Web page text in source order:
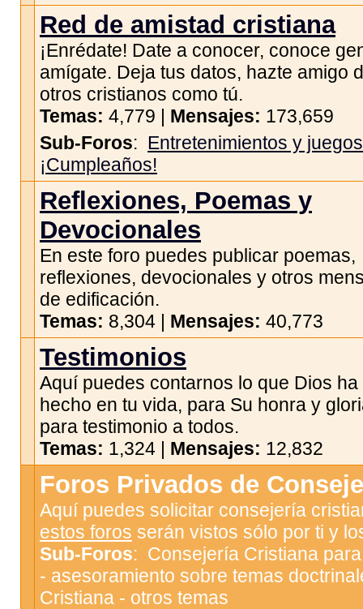
Red de amistad cristiana
¡Enrédate! Date a conocer, conoce
amígate. Deja tus datos, hazte amigo
otros cristianos como tú.
Temas: 4,779 | Mensajes: 173,659
Sub-Foros: Entretenimientos y juegos
¡Cumpleaños!
Reflexiones, Poemas y
Devocionales
En este foro puedes publicar poemas,
reflexiones, devocionales y otros
de edificación.
Temas: 8,304 | Mensajes: 40,773
Testimonios
Aquí puedes contarnos lo que Dios ha
hecho en tu vida, para Su honra y
para testimonio a todos.
Temas: 1,324 | Mensajes: 12,832
Foros Privados de
Aquí puedes solicitar consejería
estos foros serán vistos sólo por ti y
Sub-Foros: Consejería Cristiana
- asesoramiento sobre temas
Cristiana - otros temas